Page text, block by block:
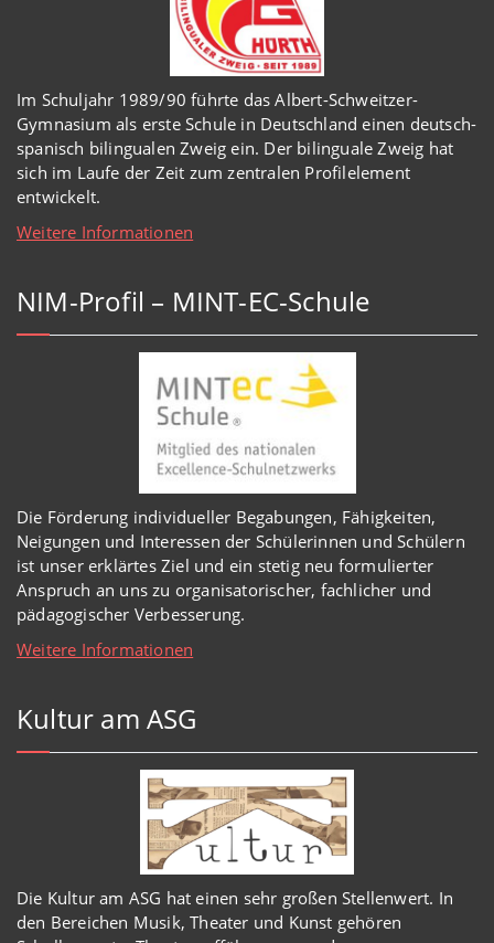
Im Schuljahr 1989/90 führte das Albert-Schweitzer-
Gymnasium als erste Schule in Deutschland einen deutsch-
spanisch bilingualen Zweig ein. Der bilinguale Zweig hat
sich im Laufe der Zeit zum zentralen Profilelement
entwickelt.
Weitere Informationen
NIM-Profil – MINT-EC-Schule
Die Förderung individueller Begabungen, Fähigkeiten,
Neigungen und Interessen der Schülerinnen und Schülern
ist unser erklärtes Ziel und ein stetig neu formulierter
Anspruch an uns zu organisatorischer, fachlicher und
pädagogischer Verbesserung.
Weitere Informationen
Kultur am ASG
Die Kultur am ASG hat einen sehr großen Stellenwert. In
den Bereichen Musik, Theater und Kunst gehören